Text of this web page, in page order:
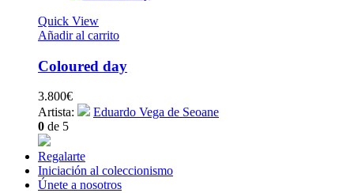
Quick View
Añadir al carrito
Coloured day
3.800€
Artista:
Eduardo Vega de Seoane
0 de 5
Regalarte
Iniciación al coleccionismo
Únete a nosotros